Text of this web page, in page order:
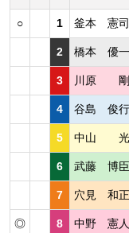
○ 1 釜本 憲司
2 橋本 優一
3 川原 剛
4 谷島 俊行
5 中山 光
6 武藤 博臣
7 穴見 和正
◎ 8 中野 憲人